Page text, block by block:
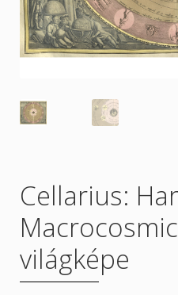
Rólunk
Termékeink
Cellarius:
világképe